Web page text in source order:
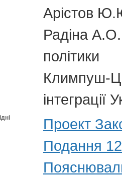
Арістов
Радіна А.О.
політики
Климпуш-
Проект
Подання